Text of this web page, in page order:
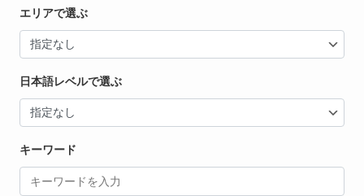
エリアで選ぶ
日本語レベルで選ぶ
キーワード